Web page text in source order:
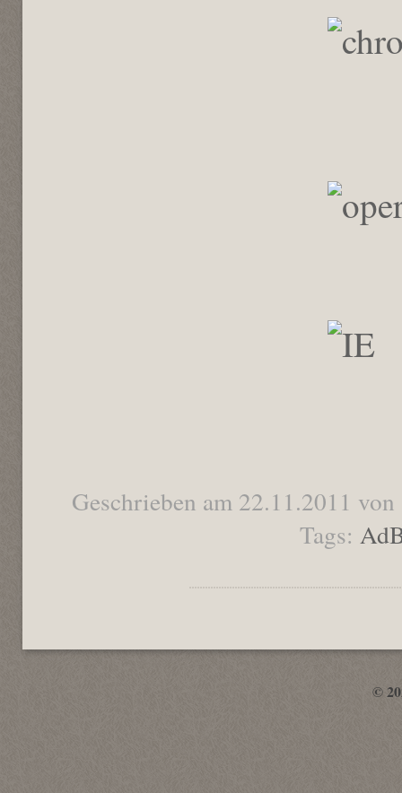
Geschrieben am 22.11.2011
Tags:
©